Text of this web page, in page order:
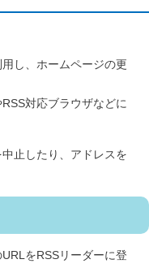
し、ホームページの更
対応ブラウザなどに
止したり、アドレスを
をRSSリーダーに登